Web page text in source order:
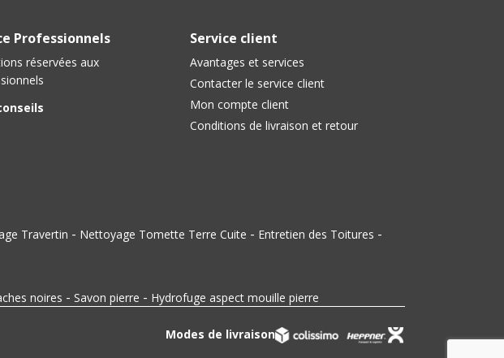
Professionnels
réservées aux
Service client
Avantages et services
Contacter le service client
Mon compte client
Conditions de livraison et retour
Travertin - Nettoyage Tomette Terre Cuite - Entretien des Toitures -
noires - Savon pierre - Hydrofuge aspect mouille pierre
Modes de livraison